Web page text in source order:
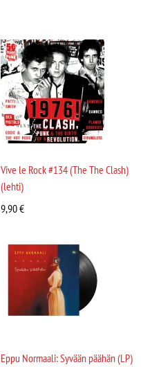
Vive le Rock #134 (The The Clash)
(lehti)
9,90€
Eppu Normaali: Syvään päähän (LP)